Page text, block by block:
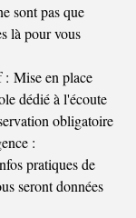
sont pas que
là pour vous
Mise en place
dédié à l'écoute
obligatoire
:
pratiques de
seront données